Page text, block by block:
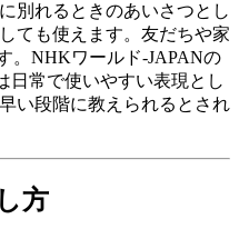
別れるときのあいさつとし
ても使えます。友だちや家
。NHKワールド-JAPANの
日常で使いやすい表現とし
い段階に教えられるとされ
方